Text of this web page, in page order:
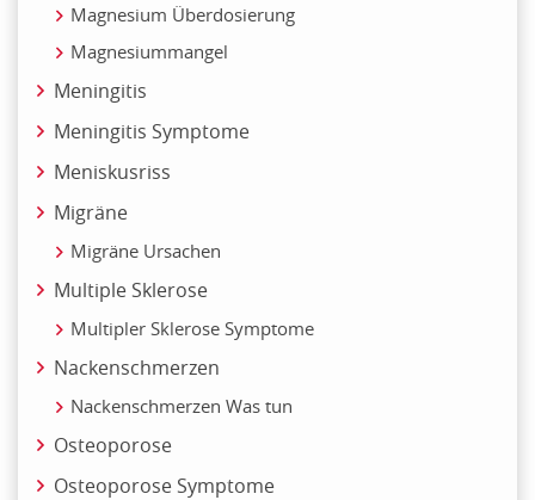
Magnesium Überdosierung
Magnesiummangel
Meningitis
Meningitis Symptome
Meniskusriss
Migräne
Migräne Ursachen
Multiple Sklerose
Multipler Sklerose Symptome
Nackenschmerzen
Nackenschmerzen Was tun
Osteoporose
Osteoporose Symptome